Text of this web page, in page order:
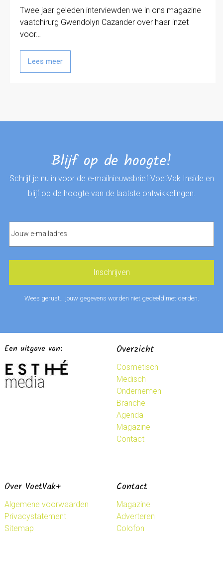
Twee jaar geleden interviewden we in ons magazine
vaatchirurg Gwendolyn Cazander over haar inzet
voor…
Lees meer
Blijf op de hoogte!
Schrijf je nu in voor de e-mailnieuwsbrief VoetVak Inside en
blijf op de hoogte van de laatste ontwikkelingen.
Wees gerust… jouw gegevens worden niet gedeeld met derden.
Een uitgave van: Overzicht
Cosmetisch
Medisch
Ondernemen
Branche
Agenda
Magazine
Contact
Over VoetVak+
Algemene voorwaarden
Privacystatement
Sitemap
Contact
Magazine
Adverteren
Colofon